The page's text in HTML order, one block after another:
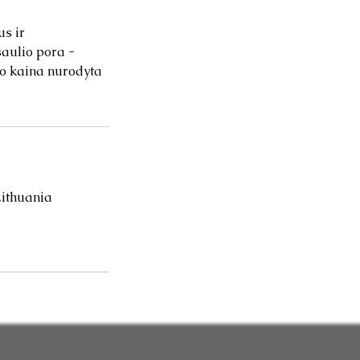
ir
pora -
kaina nurodyta